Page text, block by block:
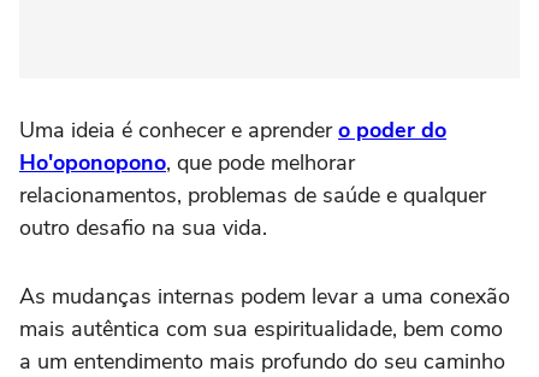
Uma ideia é conhecer e aprendero poder do
Ho'oponopono, que pode melhorar
relacionamentos, problemas de saúde e qualquer
outro desafio na sua vida.
As mudanças internas podem levar a uma conexão
mais autêntica com sua espiritualidade, bem como
a um entendimento mais profundo do seu caminho